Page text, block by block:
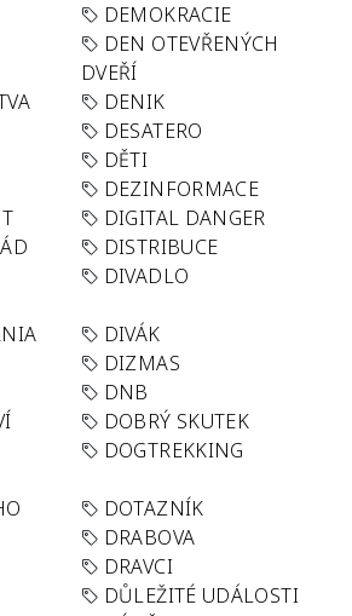
DEMOKRACIE
DEN OTEVŘENÝCH
DVEŘÍ
DENIK
DESATERO
DĚTI
DEZINFORMACE
DIGITAL DANGER
DISTRIBUCE
DIVADLO
DIVÁK
DIZMAS
DNB
DOBRÝ SKUTEK
DOGTREKKING
DOTAZNÍK
DRABOVA
DRAVCI
DŮLEŽITÉ UDÁLOSTI